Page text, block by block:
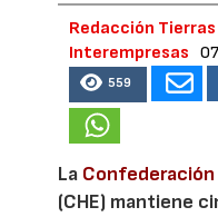
Redacción
Interempresas
559
La Confederación
(CHE) mantiene